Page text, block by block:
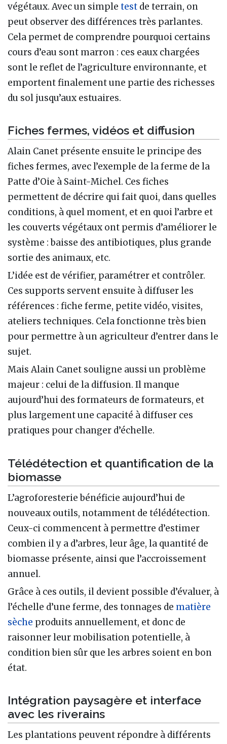
végétaux. Avec un simple test de terrain, on
peut observer des différences très parlantes.
Cela permet de comprendre pourquoi certains
cours d’eau sont marron : ces eaux chargées
sont le reflet de l’agriculture environnante, et
emportent finalement une partie des richesses
du sol jusqu’aux estuaires.
Fiches fermes, vidéos et diffusion
Alain Canet présente ensuite le principe des
fiches fermes, avec l’exemple de la ferme de la
Patte d’Oie à Saint-Michel. Ces fiches
permettent de décrire qui fait quoi, dans quelles
conditions, à quel moment, et en quoi l’arbre et
les couverts végétaux ont permis d’améliorer le
système : baisse des antibiotiques, plus grande
sortie des animaux, etc.
L’idée est de vérifier, paramétrer et contrôler.
Ces supports servent ensuite à diffuser les
références : fiche ferme, petite vidéo, visites,
ateliers techniques. Cela fonctionne très bien
pour permettre à un agriculteur d’entrer dans le
sujet.
Mais Alain Canet souligne aussi un problème
majeur : celui de la diffusion. Il manque
aujourd’hui des formateurs de formateurs, et
plus largement une capacité à diffuser ces
pratiques pour changer d’échelle.
Télédétection et quantification de la
biomasse
L’agroforesterie bénéficie aujourd’hui de
nouveaux outils, notamment de télédétection.
Ceux-ci commencent à permettre d’estimer
combien il y a d’arbres, leur âge, la quantité de
biomasse présente, ainsi que l’accroissement
annuel.
Grâce à ces outils, il devient possible d’évaluer, à
l’échelle d’une ferme, des tonnages de matière
sèche produits annuellement, et donc de
raisonner leur mobilisation potentielle, à
condition bien sûr que les arbres soient en bon
état.
Intégration paysagère et interface
avec les riverains
Les plantations peuvent répondre à différents